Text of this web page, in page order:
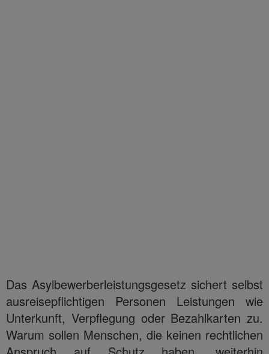
Das Asylbewerberleistungsgesetz sichert selbst
ausreisepflichtigen Personen Leistungen wie
Unterkunft, Verpflegung oder Bezahlkarten zu.
Warum sollen Menschen, die keinen rechtlichen